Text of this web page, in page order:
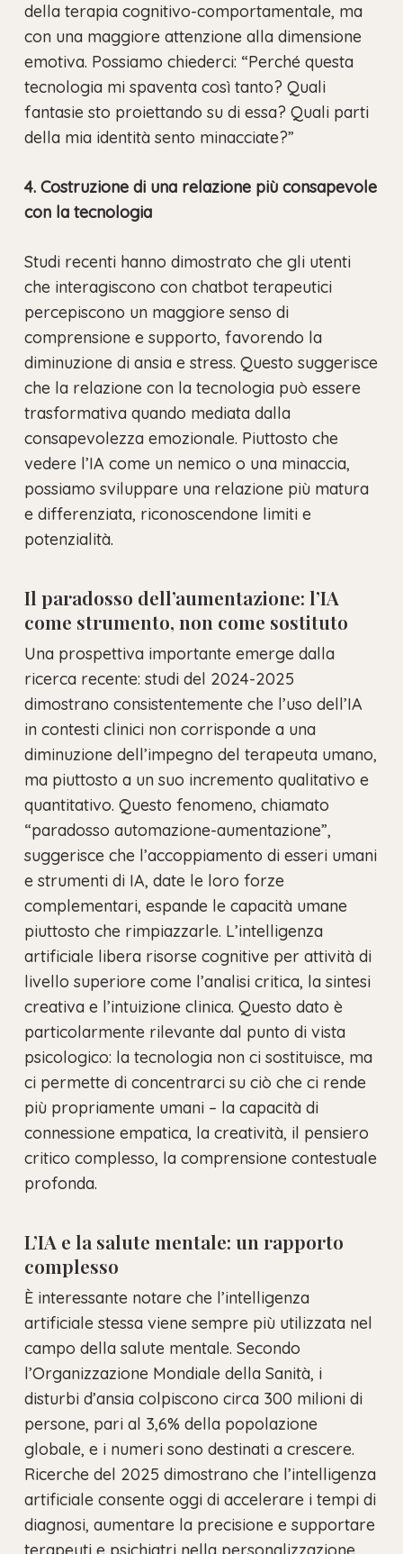
della terapia cognitivo-comportamentale, ma
con una maggiore attenzione alla dimensione
emotiva. Possiamo chiederci: “Perché questa
tecnologia mi spaventa così tanto? Quali
fantasie sto proiettando su di essa? Quali parti
della mia identità sento minacciate?”
4. Costruzione di una relazione più consapevole
con la tecnologia
Studi recenti hanno dimostrato che gli utenti
che interagiscono con chatbot terapeutici
percepiscono un maggiore senso di
comprensione e supporto, favorendo la
diminuzione di ansia e stress. Questo suggerisce
che la relazione con la tecnologia può essere
trasformativa quando mediata dalla
consapevolezza emozionale. Piuttosto che
vedere l’IA come un nemico o una minaccia,
possiamo sviluppare una relazione più matura
e differenziata, riconoscendone limiti e
potenzialità.
Il paradosso dell’aumentazione: l’IA
come strumento, non come sostituto
Una prospettiva importante emerge dalla
ricerca recente: studi del 2024-2025
dimostrano consistentemente che l’uso dell’IA
in contesti clinici non corrisponde a una
diminuzione dell’impegno del terapeuta umano,
ma piuttosto a un suo incremento qualitativo e
quantitativo. Questo fenomeno, chiamato
“paradosso automazione-aumentazione”,
suggerisce che l’accoppiamento di esseri umani
e strumenti di IA, date le loro forze
complementari, espande le capacità umane
piuttosto che rimpiazzarle. L’intelligenza
artificiale libera risorse cognitive per attività di
livello superiore come l’analisi critica, la sintesi
creativa e l’intuizione clinica. Questo dato è
particolarmente rilevante dal punto di vista
psicologico: la tecnologia non ci sostituisce, ma
ci permette di concentrarci su ciò che ci rende
più propriamente umani – la capacità di
connessione empatica, la creatività, il pensiero
critico complesso, la comprensione contestuale
profonda.
L’IA e la salute mentale: un rapporto
complesso
È interessante notare che l’intelligenza
artificiale stessa viene sempre più utilizzata nel
campo della salute mentale. Secondo
l’Organizzazione Mondiale della Sanità, i
disturbi d’ansia colpiscono circa 300 milioni di
persone, pari al 3,6% della popolazione
globale, e i numeri sono destinati a crescere.
Ricerche del 2025 dimostrano che l’intelligenza
artificiale consente oggi di accelerare i tempi di
diagnosi, aumentare la precisione e supportare